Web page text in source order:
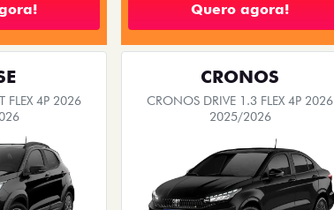
Quero agora!
FLEX 4P 2026
CRONOS
CRONOS DRIVE 1.3 FLEX 4P 2026
2025/2026